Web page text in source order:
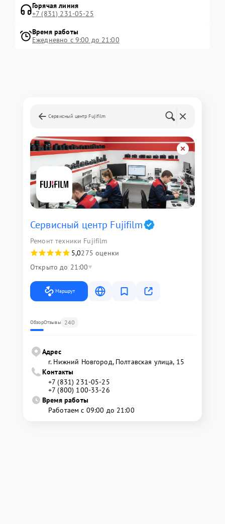
Горячая линия
+7 (831) 231-05-25
Время работы
Ежедневно с 9:00 до 21:00
Сервисный центр Fujifilm
Сервисный центр Fujifilm
Ремонт техники Fujifilm
5,0275 оценки
Открыто до 21:00
Маршрут
ОбзорОтзывы 240
Адрес
г. Нижний Новгород, Полтавская улица, 15
Контакты
+7 (831) 231-05-25
+7 (800) 100-33-26
Время работы
Работаем с 09:00 до 21:00